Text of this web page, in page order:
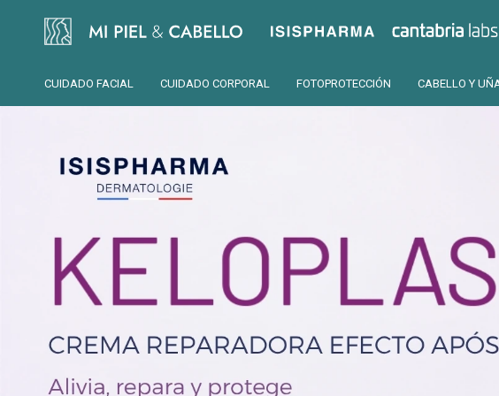
CUIDADO FACIAL CUIDADO CORPORAL FOTOPROTECCIÓN CABELLO Y
Isispharma Cantabria